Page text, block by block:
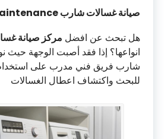
صيانة غسالات شارب sharp maintenance
هل تبحث عن افضل مركز صيانة
انواعها؟ إذا فقد أصبت الوجهة حيث
شارب فريق فني مدرب على
للبحث واكتشاف اعطال الغسالات